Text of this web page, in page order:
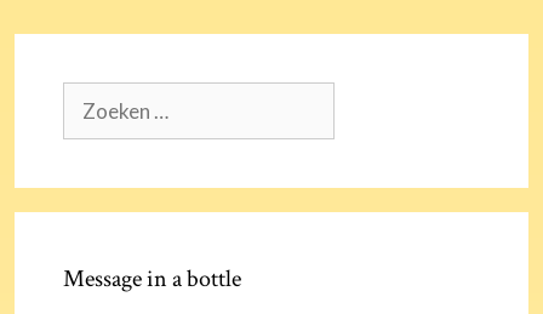
naar:
Message in a bottle